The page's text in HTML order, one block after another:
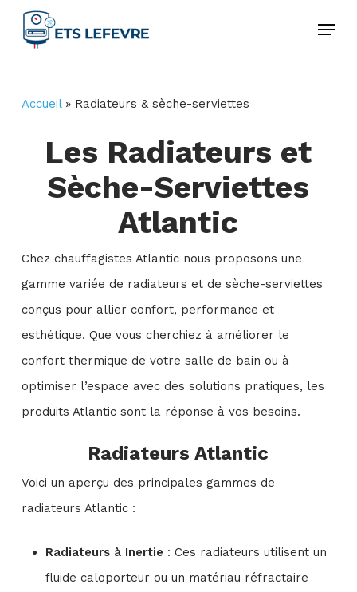
Skip
Menu
Accueil» Radiateurs & sèche-serviettes
Les Radiateurs et
Sèche-Serviettes
Atlantic
Chez chauffagistes Atlantic nous proposons une
gamme variée de radiateurs et de sèche-serviettes
conçus pour allier confort, performance et
esthétique. Que vous cherchiez à améliorer le
confort thermique de votre salle de bain ou à
optimiser l’espace avec des solutions pratiques, les
produits Atlantic sont la réponse à vos besoins.
Radiateurs Atlantic
Voici un aperçu des principales gammes de
radiateurs Atlantic :
Radiateurs à Inertie : Ces radiateurs utilisent un
fluide caloporteur ou un matériau réfractaire